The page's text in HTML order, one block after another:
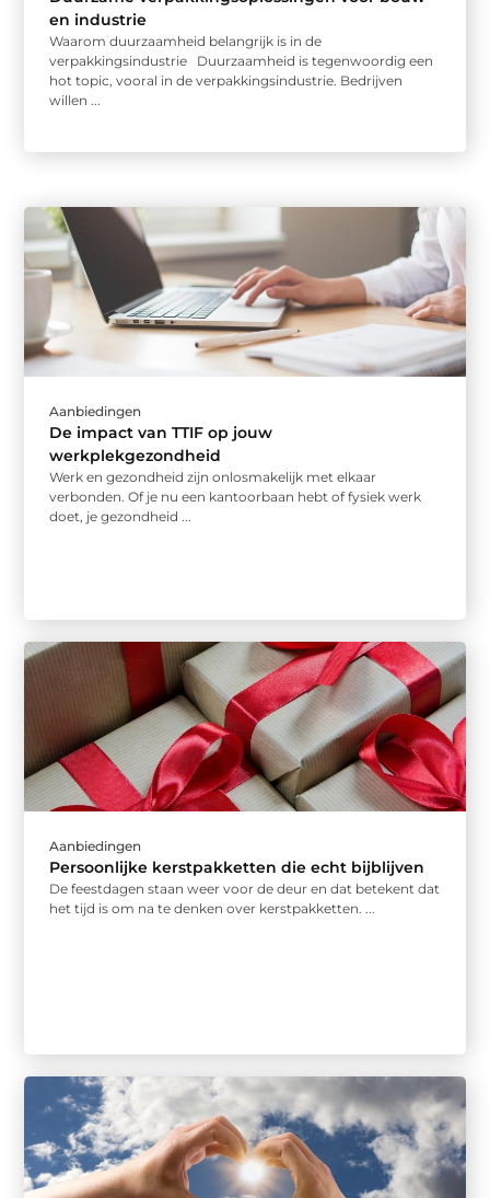
en industrie
Waarom duurzaamheid belangrijk is in de
verpakkingsindustrie Duurzaamheid is tegenwoordig een
hot topic, vooral in de verpakkingsindustrie. Bedrijven
willen ...
Aanbiedingen
De impact van TTIF op jouw
werkplekgezondheid
Werk en gezondheid zijn onlosmakelijk met elkaar
verbonden. Of je nu een kantoorbaan hebt of fysiek werk
doet, je gezondheid ...
Aanbiedingen
Persoonlijke kerstpakketten die echt bijblijven
De feestdagen staan weer voor de deur en dat betekent dat
het tijd is om na te denken over kerstpakketten. ...